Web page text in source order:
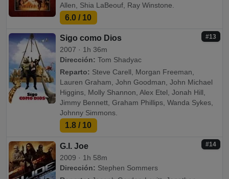
Allen, Shia LaBeouf, Ray Winstone.
6.0 / 10
#13
Sigo como Dios
2007 · 1h 36m
Dirección: Tom Shadyac
Reparto: Steve Carell, Morgan Freeman,
Lauren Graham, John Goodman, John Michael
Higgins, Molly Shannon, Alex Etel, Jonah Hill,
Jimmy Bennett, Graham Phillips, Wanda Sykes,
Johnny Simmons.
1.8 / 10
#14
G.I. Joe
2009 · 1h 58m
Dirección: Stephen Sommers